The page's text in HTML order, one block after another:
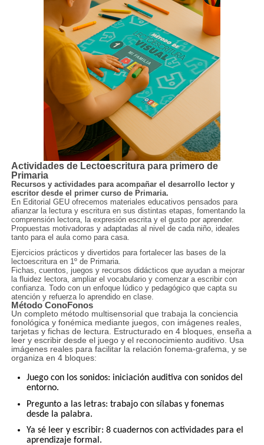
Actividades de Lectoescritura para primero de
Primaria
Recursos y actividades para acompañar el desarrollo lector y
escritor desde el primer curso de Primaria.
En Editorial GEU ofrecemos materiales educativos pensados para
afianzar la lectura y escritura en sus distintas etapas, fomentando la
comprensión lectora, la expresión escrita y el gusto por aprender.
Propuestas motivadoras y adaptadas al nivel de cada niño, ideales
tanto para el aula como para casa.
Ejercicios prácticos y divertidos para fortalecer las bases de la
lectoescritura en 1º de Primaria.
Fichas, cuentos, juegos y recursos didácticos que ayudan a mejorar
la fluidez lectora, ampliar el vocabulario y comenzar a escribir con
confianza. Todo con un enfoque lúdico y pedagógico que capta su
atención y refuerza lo aprendido en clase.
Método ConoFonos
Un completo método multisensorial que trabaja la conciencia
fonológica y fonémica mediante juegos, con imágenes reales,
tarjetas y fichas de lectura. Estructurado en 4 bloques, enseña a
leer y escribir desde el juego y el reconocimiento auditivo. Usa
imágenes reales para facilitar la relación fonema-grafema, y se
organiza en 4 bloques:
Juego con los sonidos: iniciación auditiva con sonidos del
entorno.
Pregunto a las letras: trabajo con sílabas y fonemas
desde la palabra.
Ya sé leer y escribir: 8 cuadernos con actividades para el
aprendizaje formal.